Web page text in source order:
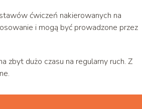
ćwiczeń nakierowanych na
i mogą być prowadzone przez
zbyt dużo czasu na regularny ruch. Z